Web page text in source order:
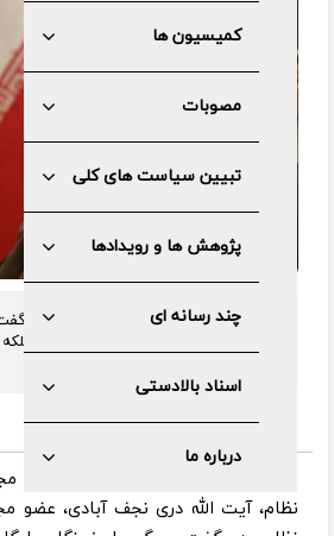
کمیسیون ها
مصوبات
تبیین سیاست های کلی
پژوهش ها و رویدادها
چند رسانه ای
اسناد بالادستی
درباره ما
عضو مجمع تشخیص مصلحت نظام
شهید، نه تنها ملت ما را بیدارتر کرد،
به گزارش مرکز رسانه و روابط
نظام، آیت الله دری نجف آبادی،